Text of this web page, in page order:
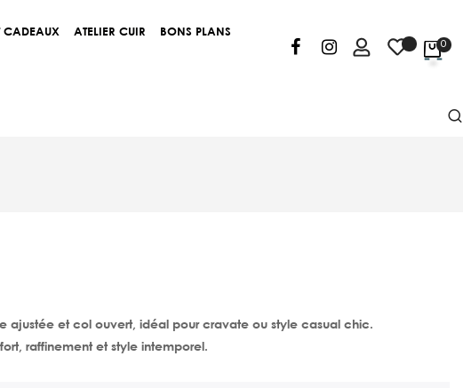
CADEAUX ATELIER CUIR BONS PLANS
0
et col ouvert, idéal pour cravate ou style casual chic.
raffinement et style intemporel.